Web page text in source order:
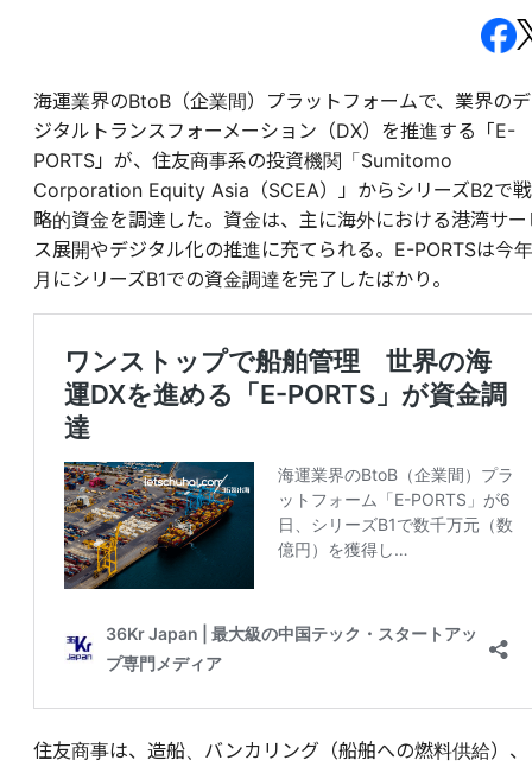
海運業界のBtoB（企業間）プラットフォームで、業界のデ
ジタルトランスフォーメーション（DX）を推進する「E-
PORTS」が、住友商事系の投資機関「Sumitomo
Corporation Equity Asia（SCEA）」からシリーズB2で戦
略的資金を調達した。資金は、主に海外における港湾サー
ス展開やデジタル化の推進に充てられる。E-PORTSは今
月にシリーズB1での資金調達を完了したばかり。
住友商事は、造船、バンカリング（船舶への燃料供給）、